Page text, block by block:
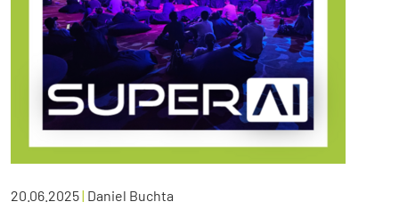
20.06.2025| Daniel Buchta